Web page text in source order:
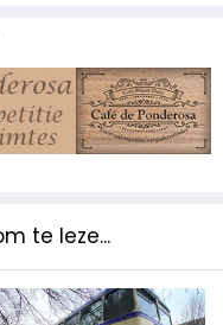
te leze...